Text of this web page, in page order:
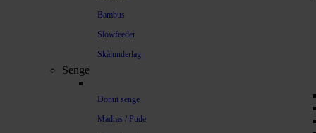
Bambus
Slowfeeder
Skålunderlag
Senge
Donut senge
Madras / Pude